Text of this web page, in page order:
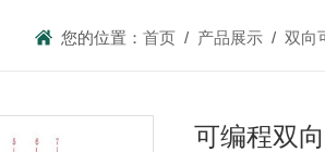
您的位置：首页 / 产品展示 / 双向
可编程双